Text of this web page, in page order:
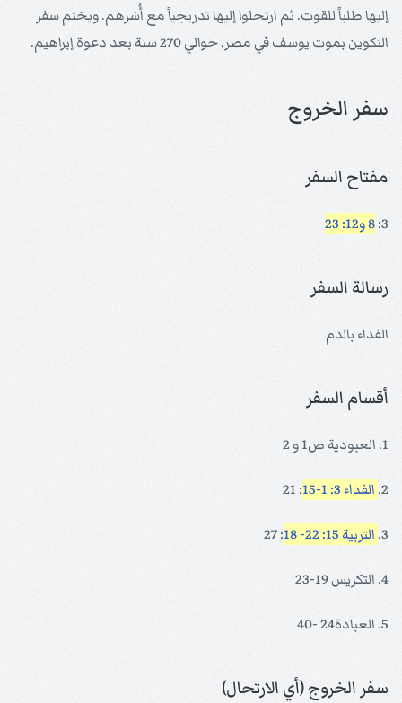
إليها طلباً للقوت. ثم ارتحلوا إليها تدريجياً مع أُسَرهم. ويختم سفر
التكوين بموت يوسف في مصر, حوالي 270 سنة بعد دعوة إبراهيم.
سفر الخروج
مفتاح السفر
3: 8 و12: 23
رسالة السفر
الفداء بالدم
أقسام السفر
1. العبودية ص1 و 2
2. الفداء 3: 1-15 : 21
3. التربية 15: 22- 18 : 27
4. التكريس 19-23
5. العبادة24 -40
سفر الخروج (أي الارتحال)